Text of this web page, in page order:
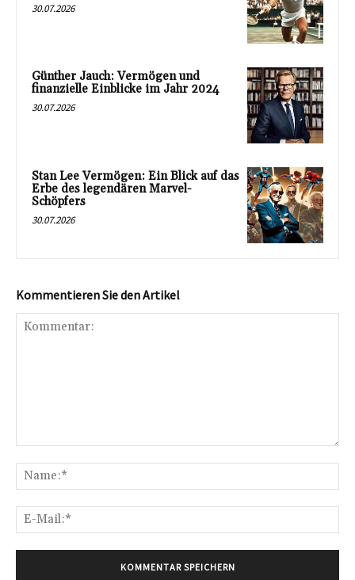
30.07.2026
Günther Jauch: Vermögen und
finanzielle Einblicke im Jahr 2024
30.07.2026
Stan Lee Vermögen: Ein Blick auf das
Erbe des legendären Marvel-
Schöpfers
30.07.2026
Kommentieren Sie den Artikel